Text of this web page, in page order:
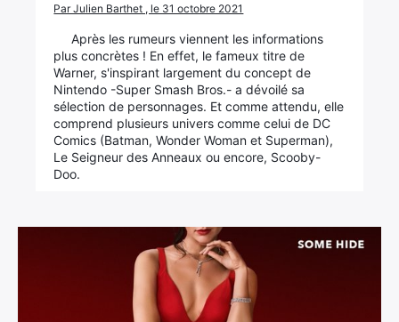
Par Julien Barthet , le 31 octobre 2021
Après les rumeurs viennent les informations
plus concrètes ! En effet, le fameux titre de
Warner, s'inspirant largement du concept de
Nintendo -Super Smash Bros.- a dévoilé sa
sélection de personnages. Et comme attendu, elle
comprend plusieurs univers comme celui de DC
Comics (Batman, Wonder Woman et Superman),
Le Seigneur des Anneaux ou encore, Scooby-
Doo.